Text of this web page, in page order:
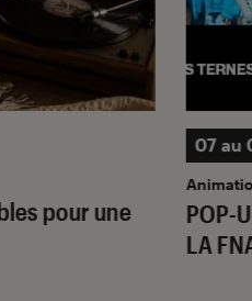
pour une
POP-
LA
07 au